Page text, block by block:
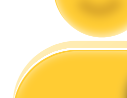
เรียนรู้วิธีการรักษาผลกำไร